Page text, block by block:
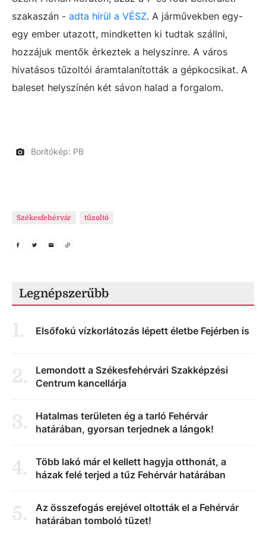
szakaszán - adta hírül a VÉSZ. A járművekben egy-
egy ember utazott, mindketten ki tudtak szállni,
hozzájuk mentők érkeztek a helyszínre. A város
hivatásos tűzoltói áramtalanították a gépkocsikat. A
baleset helyszínén két sávon halad a forgalom.
Borítókép: PB
Székesfehérvár tűzoltó
Legnépszerűbb
1. Elsőfokú vízkorlátozás lépett életbe Fejérben is
2.
Lemondott a Székesfehérvári Szakképzési
Centrum kancellárja
3.
Hatalmas területen ég a tarló Fehérvár
határában, gyorsan terjednek a lángok!
4.
Több lakó már el kellett hagyja otthonát, a
házak felé terjed a tűz Fehérvár határában
5.
Az összefogás erejével oltották el a Fehérvár
határában tomboló tüzet!